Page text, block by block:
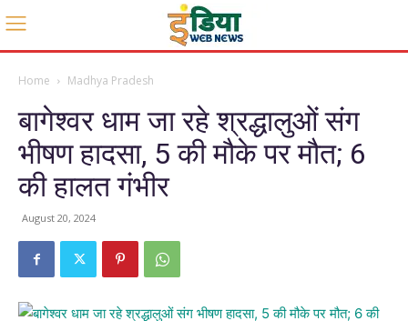
Home Madhya Pradesh
बागेश्वर धाम जा रहे श्रद्धालुओं संग
भीषण हादसा, 5 की मौके पर मौत; 6
की हालत गंभीर
August 20, 2024